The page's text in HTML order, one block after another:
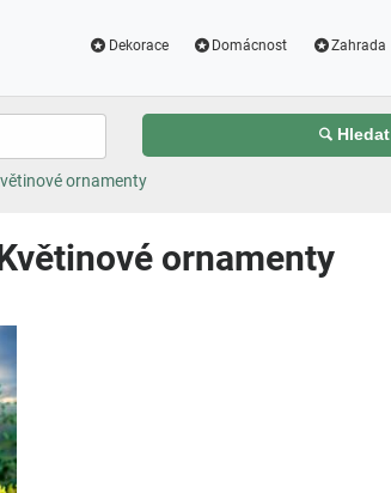
Dekorace Domácnost Zahrada
Hledat
ornamenty
ornamenty